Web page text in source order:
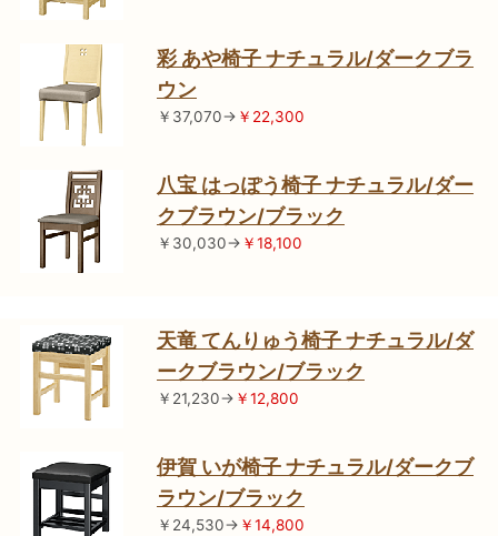
彩 あや椅子 ナチュラル/ダークブラ
ウン
￥37,070→ ￥22,300
八宝 はっぽう椅子 ナチュラル/ダー
クブラウン/ブラック
￥30,030→ ￥18,100
天竜 てんりゅう椅子 ナチュラル/ダ
ークブラウン/ブラック
￥21,230→ ￥12,800
伊賀 いが椅子 ナチュラル/ダークブ
ラウン/ブラック
￥24,530→ ￥14,800